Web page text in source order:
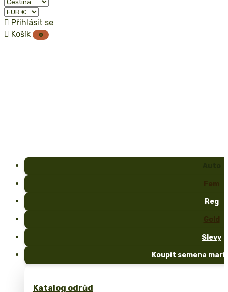
 Přihlásit se
 Košík 0
Fem
Reg
Gold
Slevy
Koupit semena
Katalog odrůd